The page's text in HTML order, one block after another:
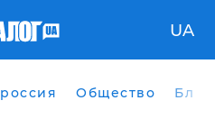
UA
россия Общество